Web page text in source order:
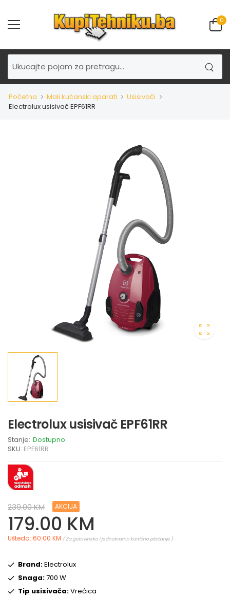
0
Početna Mali kućanski aparati
Usisivači
Electrolux usisivač EPF61RR
Electrolux usisivač EPF61RR
Stanje: Dostupno
SKU: EPF61RR
239.00 KM AKCIJA
179.00 KM
Ušteda: 60.00 KM ( Za gotovinsko i jednokratno kartično plaćanje )
Brand:Electrolux
Snaga:700 W
Tip usisivača:Vrećica